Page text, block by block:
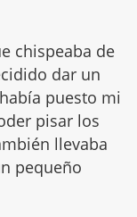
chispeaba de
dar un
puesto mi
pisar los
llevaba
pequeño